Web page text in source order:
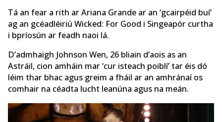
Tá an fear a rith ar Ariana Grande ar an ‘gcairpéid buí’
ag an gcéadléiriú Wicked: For Good i Singeapór curtha
i bpríosún ar feadh naoi lá.
D’admhaigh Johnson Wen, 26 bliain d’aois as an
Astráil, cion amháin mar ‘cur isteach poiblí’ tar éis dó
léim thar bhac agus greim a fháil ar an amhránaí os
comhair na céadta lucht leanúna agus na meán.